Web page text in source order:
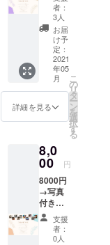
セージ
メール
と、オ
リジナ
ルボー
ルペ
ン、マ
グカッ
プ、T
シャツ
を送り
のTシャ
ツのサ
イズを
備考欄
にご記
載くだ
さい
者：
3人
お届
け予
定：
2021
年05
月
詳細を見る
こ
の
リ
タ
ー
ン
を
選
択
す
る
8,0
00 円
8000円
→写真
付きお
礼メッ
セージ
メール
支援
者：
0人